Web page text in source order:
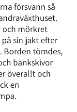
försvann så
och mörkret
på sin jakt efter
Borden tömdes,
bänkskivor
överallt och
en